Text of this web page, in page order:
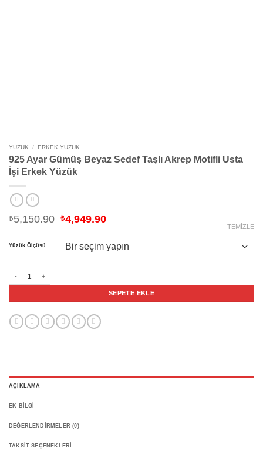
YÜZÜK / ERKEK YÜZÜK
925 Ayar Gümüş Beyaz Sedef Taşlı Akrep Motifli Usta
İşi Erkek Yüzük
₺5,150.90 Orijinal
fiyat:
₺5,150.90.
₺4,949.90Şu
fiyat:
₺4,949.90.
Yüzük Ölçüsü
TEMIZLE
SEPETE EKLE
AÇIKLAMA
EK BILGI
DEĞERLENDIRMELER (0)
TAKSIT SEÇENEKLERI